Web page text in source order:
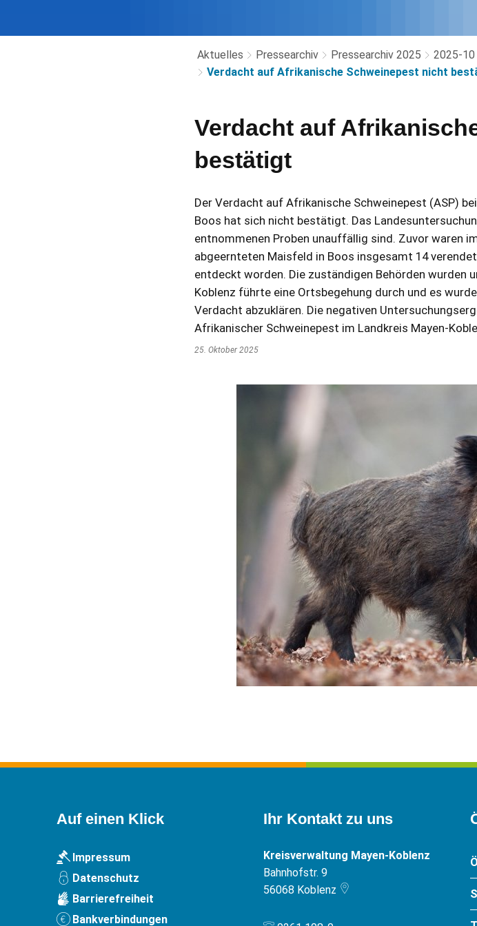
Aktuelles Pressearchiv Pressearchiv 2025
2025-10
Verdacht auf Afrikanische Schweinepest nicht
Verdacht auf
bestätigt
Der Verdacht auf Afrikanische Schweinepest (ASP)
Boos hat sich nicht bestätigt. Das
entnommenen Proben unauffällig sind. Zuvor waren
abgeernteten Maisfeld in Boos insgesamt 14
entdeckt worden. Die zuständigen Behörden wurden
Koblenz führte eine Ortsbegehung durch und es
Verdacht abzuklären. Die negativen
Afrikanischer Schweinepest im Landkreis Mayen-
25. Oktober 2025
Auf einen Klick
Impressum
Datenschutz
Barrierefreiheit
Bankverbindungen
Ihr Kontakt zu uns
Kreisverwaltung Mayen-Koblenz
Bahnhofstr. 9
56068 Koblenz